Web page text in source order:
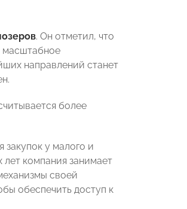
. Он отметил, что
масштабное
направлений станет
более
закупок у малого и
компания занимает
своей
обеспечить доступ к